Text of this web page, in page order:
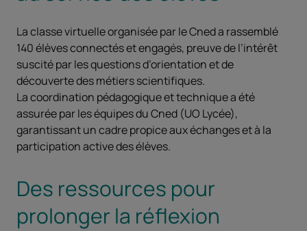
La classe virtuelle organisée par le Cned a rassemblé
140 élèves connectés et engagés, preuve de l’intérêt
suscité par les questions d’orientation et de
découverte des métiers scientifiques.
La coordination pédagogique et technique a été
assurée par les équipes du Cned (UO Lycée),
garantissant un cadre propice aux échanges et à la
participation active des élèves.
Des ressources pour
prolonger la réflexion